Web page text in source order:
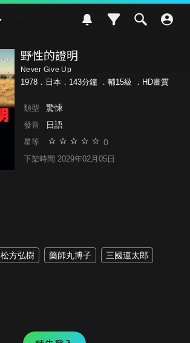
野性的證明
Never Give Up
1978．日本．143分鐘 ． 輔15級 ．HD畫質
類型 驚悚
發音 日語
星等 0
下架時間 2029年02月05日
松方弘樹 藥師丸博子
三國連太郎